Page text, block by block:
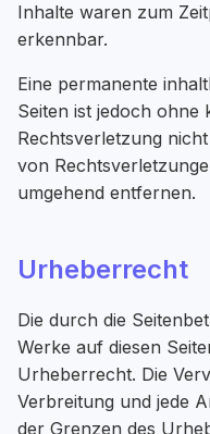
Inhalte waren zum
erkennbar.
Eine permanente
Seiten ist jedoch
Rechtsverletzung
von
umgehend entfernen.
Urheberrecht
Die durch die
Werke auf diesen
Urheberrecht. Die
Verbreitung und jede
der Grenzen des